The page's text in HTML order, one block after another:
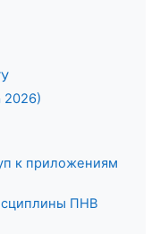
2026)
к приложениям
ПНВ